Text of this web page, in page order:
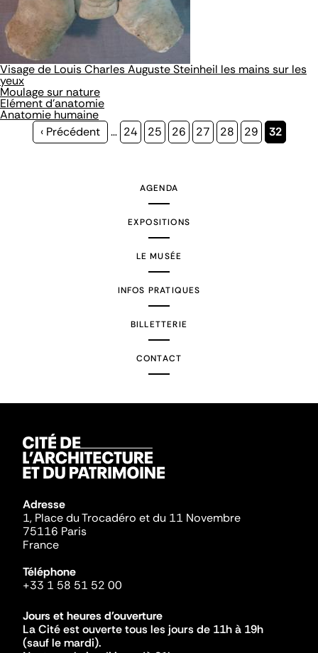
Visage de Louis Charles Auguste Steinheil les mains sur les
yeux
Moulage sur nature
Elément d'anatomie
Anatomie humaine
Page
‹ Précédent … Page
24 Page
25 Page
26 Page
27 Page
28 Page
29
Page
32
AGENDA
EXPOSITIONS
LE MUSÉE
INFOS PRATIQUES
BILLETTERIE
CONTACT
Adresse
1, Place du Trocadéro et du 11 Novembre
75116 Paris
France
Téléphone
+33 1 58 51 52 00
Jours et heures d'ouverture
La Cité est ouverte tous les jours de 11h à 19h
(sauf le mardi).